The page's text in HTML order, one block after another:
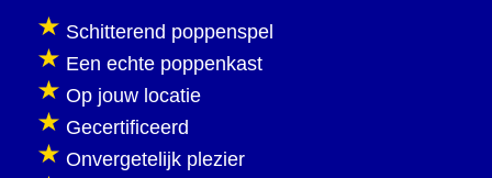
Schitterend poppenspel
Een echte poppenkast
Op jouw locatie
Gecertificeerd
Onvergetelijk plezier